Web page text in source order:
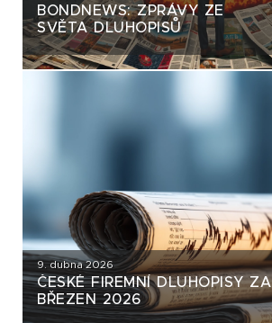
BONDNEWS: ZPRÁVY ZE
SVĚTA DLUHOPISŮ
9. dubna 2026
ČESKÉ FIREMNÍ DLUHOPISY ZA
BŘEZEN 2026